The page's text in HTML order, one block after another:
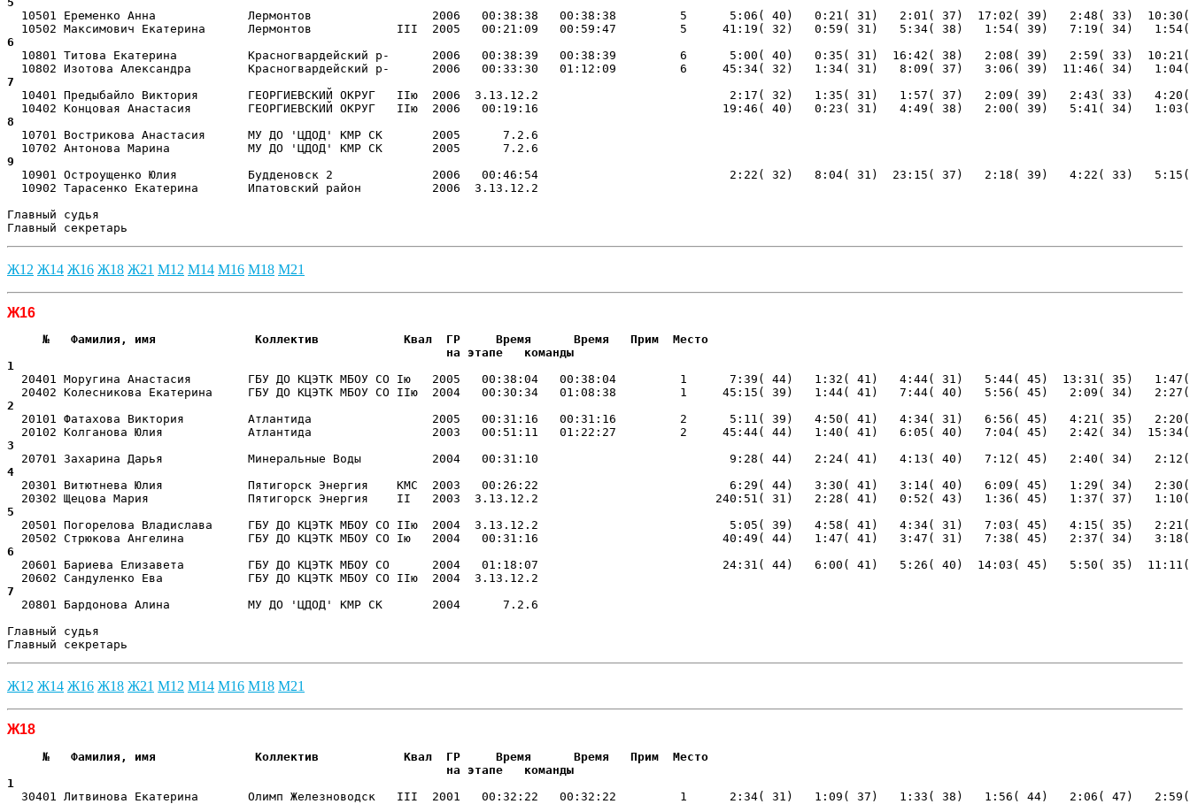
10501 Еременко Анна             Лермонтов                 2006   00:38:38   00:38:38         5      5:06( 40)   0:21( 31)   2:01( 37)  17:02( 39)   2:48( 33)
6
10801 Титова Екатерина          Красногвардейский р-      2006   00:38:39   00:38:39         6      5:00( 40)   0:35( 31)  16:42( 38)   2:08( 39)   2:59( 33)
7
10401 Предыбайло Виктория       ГЕОРГИЕВСКИЙ ОКРУГ   IIю  2006  3.13.12.2                           2:17( 32)   1:35( 31)   1:57( 37)   2:09( 39)   2:43( 33)
8
  10701 Вострикова Анастасия      МУ ДО 'ЦДОД' КМР СК       2005      7.2.6
9
10901 Остроущенко Юлия          Будденовск 2              2006   00:46:54                           2:22( 32)   8:04( 31)  23:15( 37)   2:18( 39)   4:22( 33)
  10902 Тарасенко Екатерина       Ипатовский район          2006  3.13.12.2
Главный судья
Главный секретарь
Ж12 Ж14 Ж16 Ж18 Ж21 М12 М14 М16 М18 М21
Ж16
     №   Фамилия, имя              Коллектив            Квал  ГР     Время      Время   Прим  Место
                                                              на этапе   команды
1
20401 Моругина Анастасия        ГБУ ДО КЦЭТК МБОУ СО Iю   2005   00:38:04   00:38:04         1      7:39( 44)   1:32( 41)   4:44( 31)   5:44( 45)  13:31( 35)
2
20101 Фатахова Виктория         Атлантида                 2005   00:31:16   00:31:16         2      5:11( 39)   4:50( 41)   4:34( 31)   6:56( 45)   4:21( 35)
3
4
20301 Витютнева Юлия            Пятигорск Энергия    КМС  2003   00:26:22                           6:29( 44)   3:30( 41)   3:14( 40)   6:09( 45)   1:29( 34)
5
20501 Погорелова Владислава     ГБУ ДО КЦЭТК МБОУ СО IIю  2004  3.13.12.2                           5:05( 39)   4:58( 41)   4:34( 31)   7:03( 45)   4:15( 35)
6
20601 Бариева Елизавета         ГБУ ДО КЦЭТК МБОУ СО      2004   01:18:07                          24:31( 44)   6:00( 41)   5:26( 40)  14:03( 45)   5:50( 35)
7
  20801 Бардонова Алина           МУ ДО 'ЦДОД' КМР СК       2004      7.2.6
Главный судья
Главный секретарь
Ж12 Ж14 Ж16 Ж18 Ж21 М12 М14 М16 М18 М21
Ж18
     №   Фамилия, имя              Коллектив            Квал  ГР     Время      Время   Прим  Место
                                                              на этапе   команды
1
30401 Литвинова Екатерина       Олимп Железноводск   III  2001   00:32:22   00:32:22         1      2:34( 31)   1:09( 37)   1:33( 38)   1:56( 44)   2:06( 47)